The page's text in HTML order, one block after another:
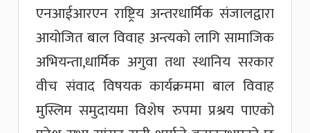
एनआईआरएन राष्ट्रिय अन्तरधार्मिक संजालद्वारा
आयोजित बाल विवाह अन्त्यको लागि सामाजिक
अभियन्ता,धार्मिक अगुवा तथा स्थानिय सरकार
वीच संवाद विषयक कार्यक्रममा बाल विवाह
मुस्लिम समुदायमा विशेष रुपमा प्रश्रय पाएको